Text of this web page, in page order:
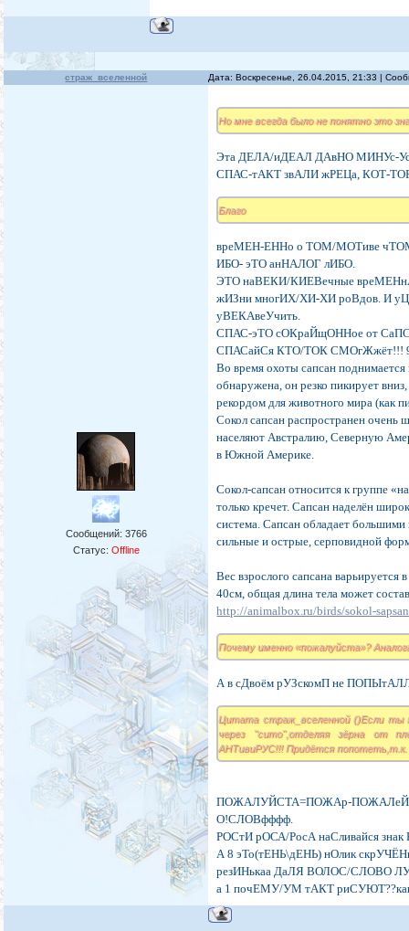
страж_вселенной Дата: Воскресенье, 26.04.2015, 21:33 |
Сообщений: 3766
Статус: Offline
Но мне всегда было не понятно это
Эта ДЕЛА/иДЕАЛ ДАвНО МИНУс-
СПАС-тАКТ звАЛИ жРЕЦа, КОТ-
Благо
вреМЕН-ЕННо о ТОМ/МОТиве
ИБО- эТО анНАЛОГ лИБО.
ЭТО наВЕКИ/КИЕВечные
жИЗни многИХ/ХИ-ХИ роВдов. И
уВЕКАвеУчить.
СПАС-эТО сОКраЙщОННое от
СПАСайСя КТО/ТОК СМОгЖжёт!!!
Во время охоты сапсан
обнаружена, он резко пикирует
рекордом для животного мира (как
Сокол сапсан распространен очень
населяют Австралию, Северную
в Южной Америке.
Сокол-сапсан относится к группе
только кречет. Сапсан наделён
система. Сапсан обладает
сильные и острые, серповидной
Вес взрослого сапсана
40см, общая длина тела может
http://animalbox.ru/birds/sokol-
Почему именно «пожалуйста»?
А в сДвоём рУЗскомП не
Цитата страж_вселенной ()Если ты
через "сито",отделяя зёрна от
АНТивиРУС!!! Придётся
ПОЖАЛУЙСТА=ПОЖАр-ПОЖАЛеЙ-
О!СЛОВфффф.
РОСтИ рОСА/РосА наСливайся
А 8 эТо(тЕНЬ\дЕНЬ) нОлик
резИНькаа ДаЛЯ ВОЛОС/СЛОВО
а 1 почЕМУ/УМ тАКТ